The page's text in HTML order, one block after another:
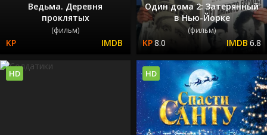
Ведьма. Деревня
проклятых
(фильм)
Один дома 2: Затерянный
в Нью-Йорке
(фильм)
8.0 6.8
HD HD